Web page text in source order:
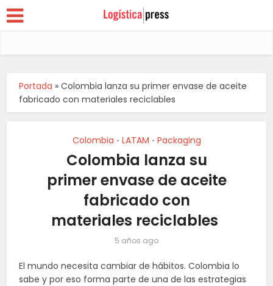
Portada »Colombia lanza su primer envase de aceite
fabricado con materiales reciclables
Colombia • LATAM • Packaging
Colombia lanza su
primer envase de aceite
fabricado con
materiales reciclables
5 años ago
El mundo necesita cambiar de hábitos. Colombia lo
sabe y por eso forma parte de una de las estrategias